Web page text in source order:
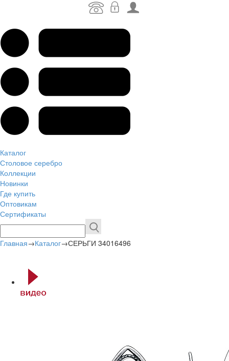
Каталог
Столовое серебро
Коллекции
Новинки
Где купить
Оптовикам
Сертификаты
Главная→Каталог→СЕРЬГИ 34016496